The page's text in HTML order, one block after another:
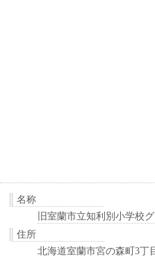
名称
旧室蘭市立知利別小学校
住所
北海道室蘭市宮の森町3丁